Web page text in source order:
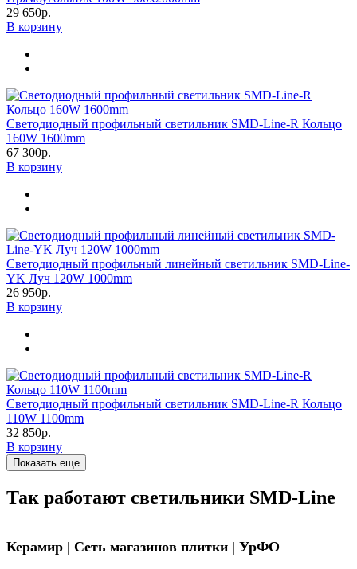
29 650р.
В корзину
Светодиодный профильный светильник SMD-Line-R Кольцо
160W 1600mm
67 300р.
В корзину
Светодиодный профильный линейный светильник SMD-Line-
YK Луч 120W 1000mm
26 950р.
В корзину
Светодиодный профильный светильник SMD-Line-R Кольцо
110W 1100mm
32 850р.
В корзину
Показать еще
Так работают светильники SMD-Line
Керамир | Сеть магазинов плитки | УрФО